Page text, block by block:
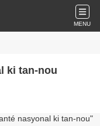
MENU
ki tan-nou